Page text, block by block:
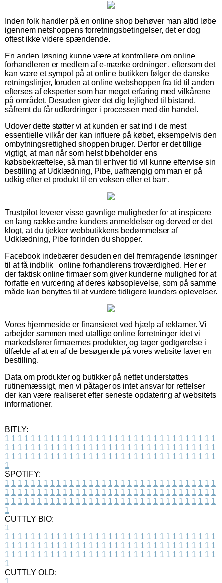
Inden folk handler på en online shop behøver man altid løbe
igennem netshoppens forretningsbetingelser, det er dog
oftest ikke videre spændende.
En anden løsning kunne være at kontrollere om online
forhandleren er medlem af e-mærke ordningen, eftersom det
kan være et sympol på at online butikken følger de danske
retningslinjer, foruden at online webshoppen fra tid til anden
efterses af eksperter som har meget erfaring med vilkårene
på området. Desuden giver det dig lejlighed til bistand,
såfremt du får udfordringer i processen med din handel.
Udover dette støtter vi at kunden er sat ind i de mest
essentielle vilkår der kan influere på købet, eksempelvis den
ombytningsrettighed shoppen bruger. Derfor er det tillige
vigtigt, at man når som helst bibeholder ens
købsbekræftelse, så man til enhver tid vil kunne eftervise sin
bestilling af Udklædning, Pibe, uafhængig om man er på
udkig efter et produkt til en voksen eller et barn.
Trustpilot leverer visse gavnlige muligheder for at inspicere
en lang række andre kunders anmeldelser og derved er det
klogt, at du tjekker webbutikkens bedømmelser af
Udklædning, Pibe forinden du shopper.
Facebook indebærer desuden en del fremragende løsninger
til at få indblik i online forhandlerens troværdighed. Her er
der faktisk online firmaer som giver kunderne mulighed for at
forfatte en vurdering af deres købsoplevelse, som på samme
måde kan benyttes til at vurdere tidligere kunders oplevelser.
Vores hjemmeside er finansieret ved hjælp af reklamer. Vi
arbejder sammen med utallige online forretninger idet vi
markedsfører firmaernes produkter, og tager godtgørelse i
tilfælde af at en af de besøgende på vores website laver en
bestilling.
Data om produkter og butikker på nettet understøttes
rutinemæssigt, men vi påtager os intet ansvar for rettelser
der kan være realiseret efter seneste opdatering af websitets
informationer.
BITLY:
1 1 1 1 1 1 1 1 1 1 1 1 1 1 1 1 1 1 1 1 1 1 1 1 1 1 1 1 1 1 1 1 1
1 1 1 1 1 1 1 1 1 1 1 1 1 1 1 1 1 1 1 1 1 1 1 1 1 1 1 1 1 1 1 1 1
1 1 1 1 1 1 1 1 1 1 1 1 1 1 1 1 1 1 1 1 1 1 1 1 1 1 1 1 1 1 1 1 1
1
SPOTIFY:
1 1 1 1 1 1 1 1 1 1 1 1 1 1 1 1 1 1 1 1 1 1 1 1 1 1 1 1 1 1 1 1 1
1 1 1 1 1 1 1 1 1 1 1 1 1 1 1 1 1 1 1 1 1 1 1 1 1 1 1 1 1 1 1 1 1
1 1 1 1 1 1 1 1 1 1 1 1 1 1 1 1 1 1 1 1 1 1 1 1 1 1 1 1 1 1 1 1 1
1
CUTTLY BIO:
1
1 1 1 1 1 1 1 1 1 1 1 1 1 1 1 1 1 1 1 1 1 1 1 1 1 1 1 1 1 1 1 1 1
1 1 1 1 1 1 1 1 1 1 1 1 1 1 1 1 1 1 1 1 1 1 1 1 1 1 1 1 1 1 1 1 1
1 1 1 1 1 1 1 1 1 1 1 1 1 1 1 1 1 1 1 1 1 1 1 1 1 1 1 1 1 1 1 1 1
1
CUTTLY OLD:
1